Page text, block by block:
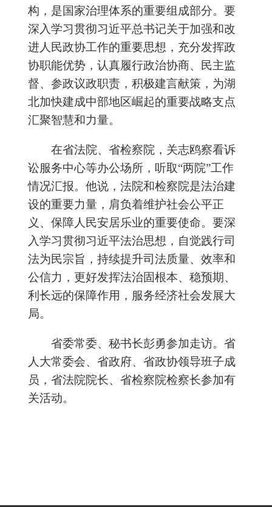
构，是国家治理体系的重要组成部分。要
深入学习贯彻习近平总书记关于加强和改
进人民政协工作的重要思想，充分发挥政
协职能优势，认真履行政治协商、民主监
督、参政议政职责，积极建言献策，为湖
北加快建成中部地区崛起的重要战略支点
汇聚智慧和力量。
在省法院、省检察院，关志鸥察看诉
讼服务中心等办公场所，听取“两院”工作
情况汇报。他说，法院和检察院是法治建
设的重要力量，肩负着维护社会公平正
义、保障人民安居乐业的重要使命。要深
入学习贯彻习近平法治思想，自觉践行司
法为民宗旨，持续提升司法质量、效率和
公信力，更好发挥法治固根本、稳预期、
利长远的保障作用，服务经济社会发展大
局。
省委常委、秘书长彭勇参加走访。省
人大常委会、省政府、省政协领导班子成
员，省法院院长、省检察院检察长参加有
关活动。